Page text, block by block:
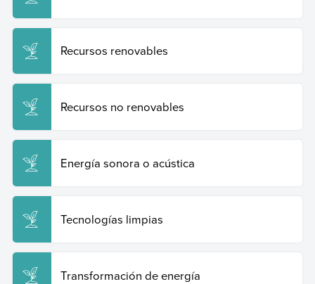
renovables-y-no-renovables/
Recursos renovables
Recursos no renovables
Energía sonora o acústica
Tecnologías limpias
Transformación de energía